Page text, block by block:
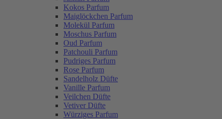
Kokos Parfum
Maiglöckchen Parfum
Molekül Parfum
Moschus Parfum
Oud Parfum
Patchouli Parfum
Pudriges Parfum
Rose Parfum
Sandelholz Düfte
Vanille Parfum
Veilchen Düfte
Vetiver Düfte
Würziges Parfum